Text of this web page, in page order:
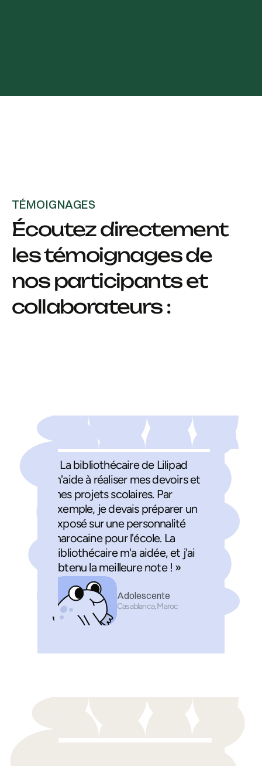
TÉMOIGNAGES
Écoutez directement
les témoignages de
nos participants et
collaborateurs :
« La bibliothécaire de Lilipad
m'aide à réaliser mes devoirs et
mes projets scolaires. Par
exemple, je devais préparer un
exposé sur une personnalité
marocaine pour l'école. La
bibliothécaire m'a aidée, et j'ai
obtenu la meilleure note ! »
Adolescente
Casablanca, Maroc